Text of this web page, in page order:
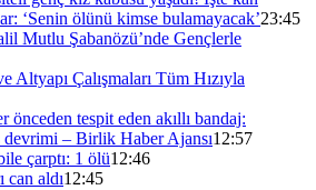
‘Senin ölünü kimse bulamayacak’23:45
Mutlu Şabanözü’nde Gençlerle
Altyapı Çalışmaları Tüm Hızıyla
önceden tespit eden akıllı bandaj:
devrimi – Birlik Haber Ajansı12:57
çarptı: 1 ölü12:46
can aldı12:45